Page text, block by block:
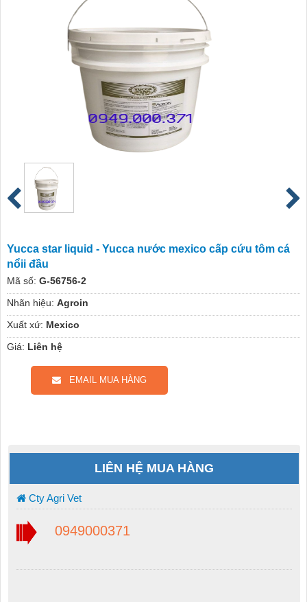
Yucca star liquid - Yucca nước mexico cấp cứu tôm cá
nổii đầu
Mã số: G-56756-2
Nhãn hiệu: Agroin
Xuất xứ: Mexico
Giá: Liên hệ
EMAIL MUA HÀNG
LIÊN HỆ MUA HÀNG
Cty Agri Vet
0949000371